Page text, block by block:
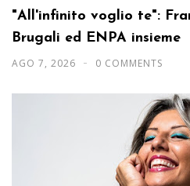
"All'infinito voglio te":
Brugali ed ENPA insieme
AGO 7, 2026 0 COMMENTS